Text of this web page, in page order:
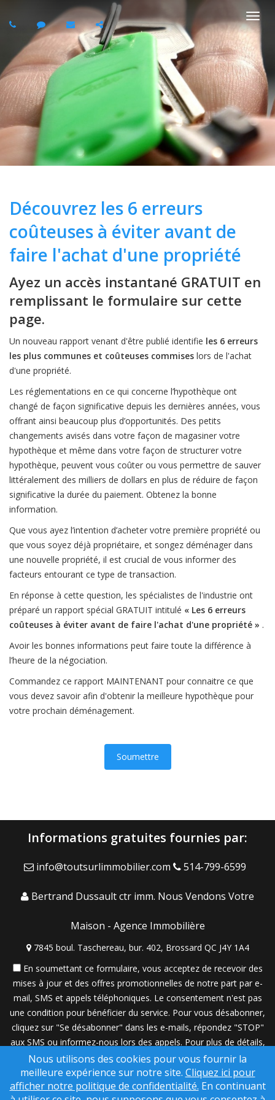
la
Découvrez les 6 erreurs
coûteuses à éviter avant de
faire l'achat d'une propriété
Ayez un accès instantané GRATUIT en
remplissant le formulaire sur cette
page.
Un nouveau rapport venant d'être publié identifie les 6 erreurs
les plus communes et coûteuses commises lors de l'achat
d'une propriété.
Les réglementations en ce qui concerne l’hypothèque ont
changé de façon significative depuis les dernières années, vous
offrant ainsi beaucoup plus d’opportunités. Des petits
changements avisés dans votre façon de magasiner votre
hypothèque et même dans votre façon de structurer votre
hypothèque, peuvent vous coûter ou vous permettre de sauver
littéralement des milliers de dollars en plus de réduire de façon
significative la durée du paiement. Obtenez la bonne
information.
Que vous ayez l’intention d’acheter votre première propriété ou
que vous soyez déjà propriétaire, et songez déménager dans
une nouvelle propriété, il est crucial de vous informer des
facteurs entourant ce type de transaction.
En réponse à cette question, les spécialistes de l'industrie ont
préparé un rapport spécial GRATUIT intitulé « Les 6 erreurs
coûteuses à éviter avant de faire l'achat d'une propriété » .
Avoir les bonnes informations peut faire toute la différence à
l’heure de la négociation.
Commandez ce rapport MAINTENANT pour connaitre ce que
vous devez savoir afin d'obtenir la meilleure hypothèque pour
votre prochain déménagement.
Soumettre
Informations gratuites fournies par:
info@toutsurlimmobilier.com 514-799-6599
Bertrand Dussault ctr imm. Nous Vendons Votre
Maison - Agence Immobilière
7845 boul. Taschereau, bur. 402, Brossard QC J4Y 1A4
En soumettant ce formulaire, vous acceptez de recevoir des
mises à jour et des offres promotionnelles de notre part par e-
mail, SMS et appels téléphoniques. Le consentement n'est pas
une condition pour bénéficier du service. Pour vous désabonner,
cliquez sur "Se désabonner" dans les e-mails, répondez "STOP"
aux SMS ou informez-nous lors des appels. Pour plus de détails,
veuillez consulter notrePolitique de confidentialité
Une solution SuccessWebsite® propriété de © ConsulNet
Computing Inc. 1998- 2026 (tous droits réservés)
Nous utilisons des cookies pour vous fournir la
meilleure expérience sur notre site. Cliquez ici pour
afficher notre politique de confidentialité. En continuant